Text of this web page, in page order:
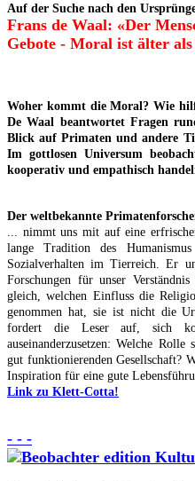
Auf der Suche nach den
Frans de Waal: «Der
Gebote - Moral ist älter
Woher kommt die Moral? Wie
De Waal beantwortet Fragen
Blick auf Primaten und andere
Im gottlosen Universum
kooperativ und empathisch
Der weltbekannte
... nimmt uns mit auf eine
lange Tradition des
Sozialverhalten im Tierreich. Er
Forschungen für unser
gleich, welchen Einfluss die
genommen hat, sie ist nicht die
fordert die Leser auf, sich
auseinanderzusetzen: Welche
gut funktionierenden Gesellschaft?
Inspiration für eine gute
Link zu Klett-Cotta!
- - -